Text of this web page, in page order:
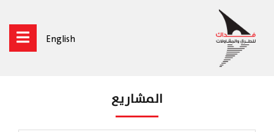
English
المشاريع